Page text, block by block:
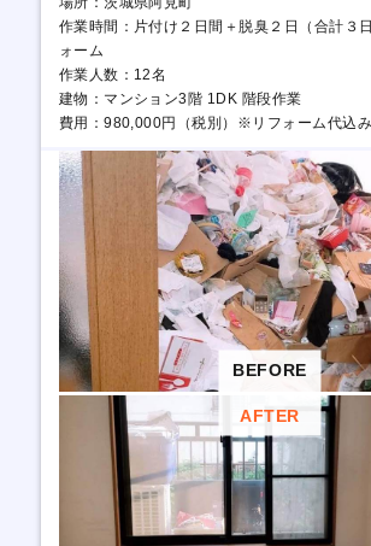
作業時間：片付け２日間＋脱臭２日（合計３
ォーム
作業人数：12名
建物：マンション3階 1DK 階段作業
費用：980,000円（税別）※リフォーム代込み
BEFORE
AFTER